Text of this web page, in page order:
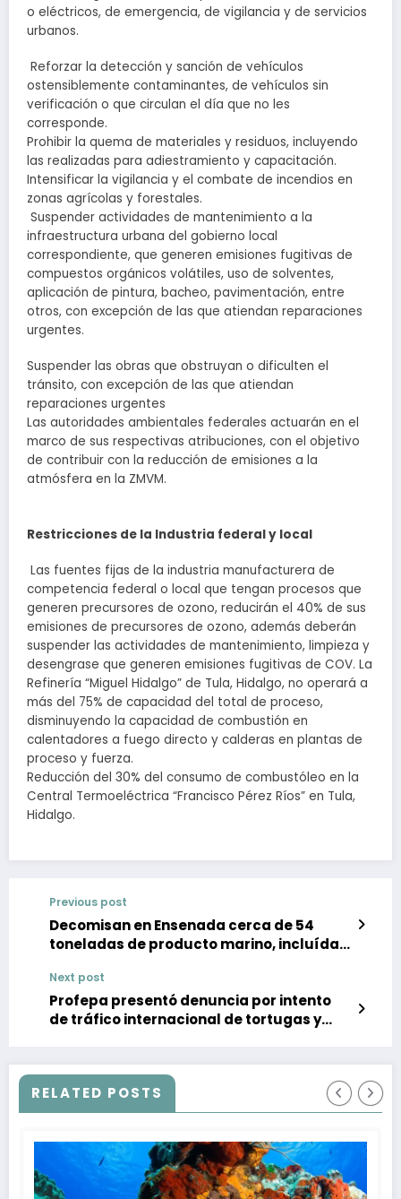
o eléctricos, de emergencia, de vigilancia y de servicios
urbanos.
Reforzar la detección y sanción de vehículos
ostensiblemente contaminantes, de vehículos sin
verificación o que circulan el día que no les
corresponde.
Prohibir la quema de materiales y residuos, incluyendo
las realizadas para adiestramiento y capacitación.
Intensificar la vigilancia y el combate de incendios en
zonas agrícolas y forestales.
Suspender actividades de mantenimiento a la
infraestructura urbana del gobierno local
correspondiente, que generen emisiones fugitivas de
compuestos orgánicos volátiles, uso de solventes,
aplicación de pintura, bacheo, pavimentación, entre
otros, con excepción de las que atiendan reparaciones
urgentes.
Suspender las obras que obstruyan o dificulten el
tránsito, con excepción de las que atiendan
reparaciones urgentes
Las autoridades ambientales federales actuarán en el
marco de sus respectivas atribuciones, con el objetivo
de contribuir con la reducción de emisiones a la
atmósfera en la ZMVM.
Restricciones de la Industria federal y local
Las fuentes fijas de la industria manufacturera de
competencia federal o local que tengan procesos que
generen precursores de ozono, reducirán el 40% de sus
emisiones de precursores de ozono, además deberán
suspender las actividades de mantenimiento, limpieza y
desengrase que generen emisiones fugitivas de COV. La
Refinería “Miguel Hidalgo” de Tula, Hidalgo, no operará a
más del 75% de capacidad del total de proceso,
disminuyendo la capacidad de combustión en
calentadores a fuego directo y calderas en plantas de
proceso y fuerza.
Reducción del 30% del consumo de combustóleo en la
Central Termoeléctrica “Francisco Pérez Ríos” en Tula,
Hidalgo.
Previous post
Decomisan en Ensenada cerca de 54
toneladas de producto marino, incluída
Next post
Profepa presentó denuncia por intento
de tráfico internacional de tortugas y
RELATED POSTS